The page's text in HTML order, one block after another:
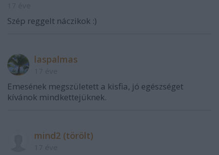
Szép reggelt náczikok :)
laspalmas
Emesének megszületett a kisfia, jó egészséget
kívánok mindkettejüknek.
mind2 (törölt)